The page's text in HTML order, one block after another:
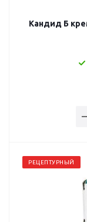
Кандид Б
РЕЦЕПТУРНЫЙ